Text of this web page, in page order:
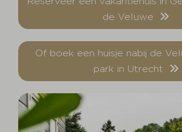
de Veluwe
Of boek een huisje nabij de
park in Utrecht